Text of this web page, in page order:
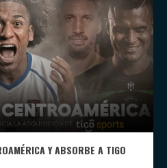
Y ABSORBE A TIGO